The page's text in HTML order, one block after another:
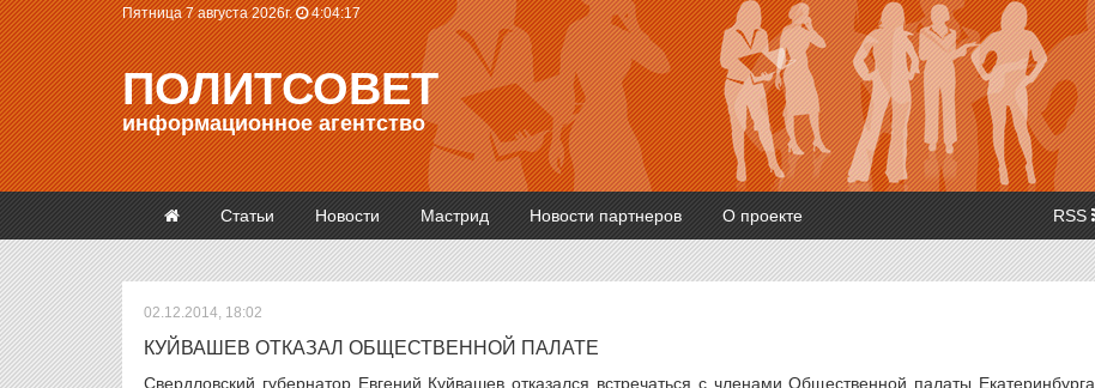
Пятница 7 августа 2026г. 4:04:18
ПОЛИТСОВЕТ
информационное агентство
Статьи Новости Мастрид Новости партнеров О проекте RSS
02.12.2014, 18:02
КУЙВАШЕВ ОТКАЗАЛ ОБЩЕСТВЕННОЙ ПАЛАТЕ
Свердловский губернатор Евгений Куйвашев отказался встречаться с членами Общественной палаты Екатеринбурга.